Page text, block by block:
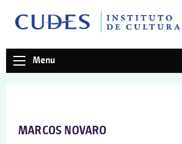
Menu
MARCOS NOVARO